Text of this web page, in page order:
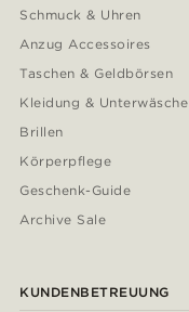
Schmuck & Uhren
Anzug Accessoires
Taschen & Geldbörsen
Kleidung & Unterwäsche
Brillen
Körperpflege
Geschenk-Guide
Archive Sale
KUNDENBETREUUNG